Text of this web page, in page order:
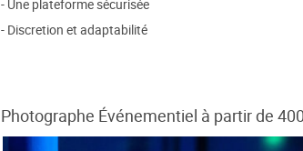
- Une plateforme sécurisée
- Discretion et adaptabilité
Photographe Événementiel à partir de